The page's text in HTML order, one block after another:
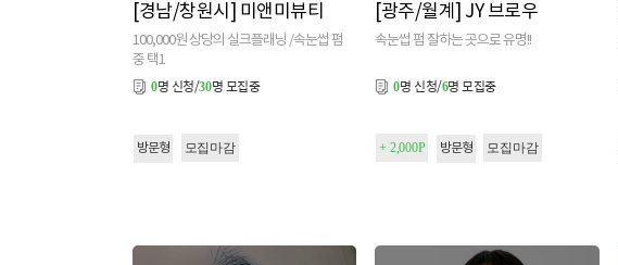
[경남/창원시] 미앤미뷰티
100,000원 상당의 실크플래닝 /속눈썹 펌
중 택1
0명 신청/30명 모집중
방문형 모집마감
[광주/월계] JY 브로우
속눈썹 펌 잘하는 곳으로 유명!!
0명 신청/6명 모집중
+ 2,000P 방문형 모집마감